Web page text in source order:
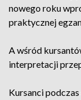
nowego roku
praktycznej
A wśród
interpretacji
Kursanci